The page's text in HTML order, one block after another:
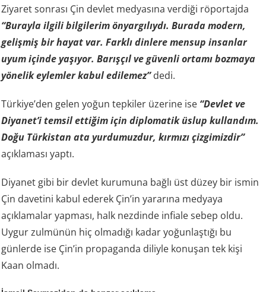
Ziyaret sonrası Çin devlet medyasına verdiği röportajda
“Burayla ilgili bilgilerim önyargılıydı. Burada modern,
gelişmiş bir hayat var. Farklı dinlere mensup insanlar
uyum içinde yaşıyor. Barışçıl ve güvenli ortamı bozmaya
yönelik eylemler kabul edilemez”dedi.
Türkiye’den gelen yoğun tepkiler üzerine ise “Devlet ve
Diyanet’i temsil ettiğim için diplomatik üslup kullandım.
Doğu Türkistan ata yurdumuzdur, kırmızı çizgimizdir”
açıklaması yaptı.
Diyanet gibi bir devlet kurumuna bağlı üst düzey bir ismin
Çin davetini kabul ederek Çin’in yararına medyaya
açıklamalar yapması, halk nezdinde infiale sebep oldu.
Uygur zulmünün hiç olmadığı kadar yoğunlaştığı bu
günlerde ise Çin’in propaganda diliyle konuşan tek kişi
Kaan olmadı.